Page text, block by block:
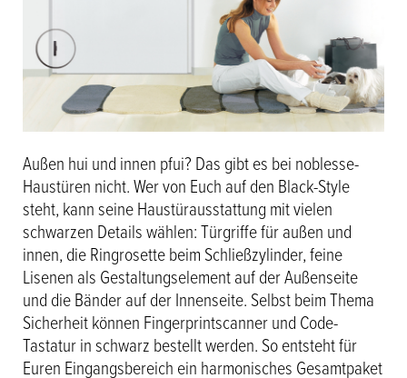
Außen hui und innen pfui? Das gibt es bei noblesse-
Haustüren nicht. Wer von Euch auf den Black-Style
steht, kann seine Haustürausstattung mit vielen
schwarzen Details wählen: Türgriffe für außen und
innen, die Ringrosette beim Schließzylinder, feine
Lisenen als Gestaltungselement auf der Außenseite
und die Bänder auf der Innenseite. Selbst beim Thema
Sicherheit können Fingerprintscanner und Code-
Tastatur in schwarz bestellt werden. So entsteht für
Euren Eingangsbereich ein harmonisches Gesamtpaket